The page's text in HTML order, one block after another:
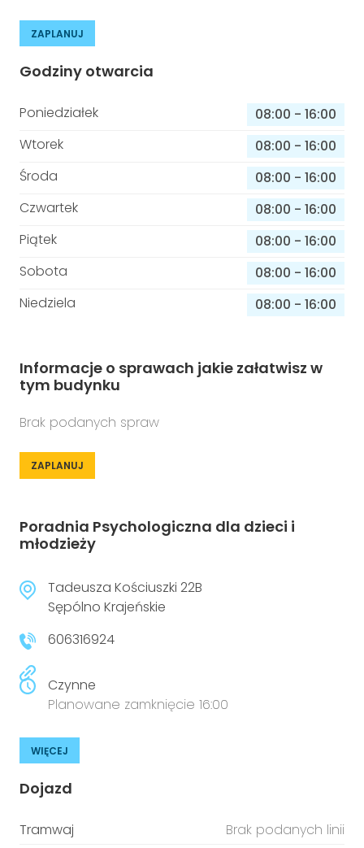
ZAPLANUJ
Godziny otwarcia
Poniedziałek 08:00 - 16:00
Wtorek
08:00 - 16:00
Środa
08:00 - 16:00
Czwartek
08:00 - 16:00
Piątek
08:00 - 16:00
Sobota
08:00 - 16:00
Niedziela
08:00 - 16:00
Informacje o sprawach jakie załatwisz w
tym budynku
Brak podanych spraw
ZAPLANUJ
Poradnia Psychologiczna dla dzieci i
młodzieży
Tadeusza Kościuszki 22B
Sępólno Krajeńskie
606316924
Czynne
Planowane zamknięcie 16:00
WIĘCEJ
Dojazd
Tramwaj
Brak podanych linii